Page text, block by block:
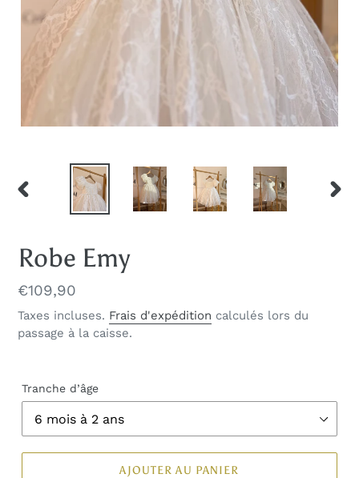
DIAPOSITIVE
Robe Emy
Prix
normal
€109,90
Taxes incluses. Frais d'expédition calculés lors du
passage à la caisse.
Tranche d’âge
AJOUTER AU PANIER